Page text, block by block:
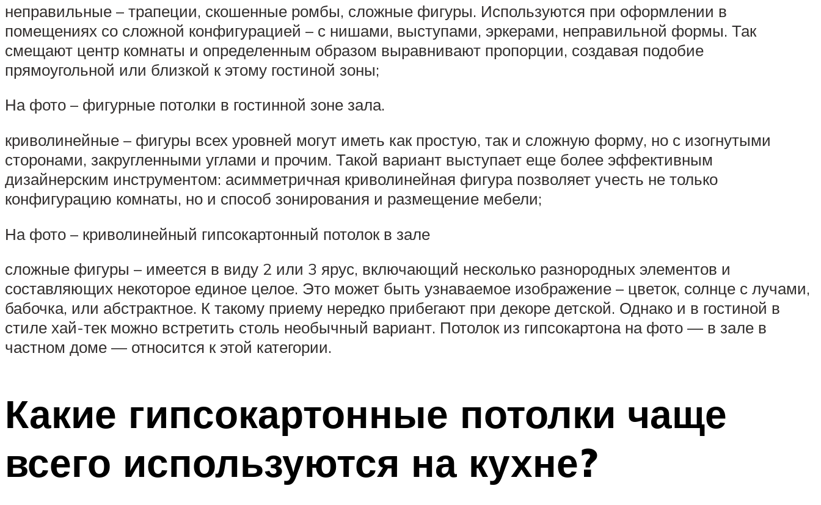
неправильные – трапеции, скошенные ромбы, сложные фигуры. Используются при оформлении в
помещениях со сложной конфигурацией – с нишами, выступами, эркерами, неправильной формы. Так
смещают центр комнаты и определенным образом выравнивают пропорции, создавая подобие
прямоугольной или близкой к этому гостиной зоны;
На фото – фигурные потолки в гостинной зоне зала.
криволинейные – фигуры всех уровней могут иметь как простую, так и сложную форму, но с изогнутыми
сторонами, закругленными углами и прочим. Такой вариант выступает еще более эффективным
дизайнерским инструментом: асимметричная криволинейная фигура позволяет учесть не только
конфигурацию комнаты, но и способ зонирования и размещение мебели;
На фото – криволинейный гипсокартонный потолок в зале
сложные фигуры – имеется в виду 2 или 3 ярус, включающий несколько разнородных элементов и
составляющих некоторое единое целое. Это может быть узнаваемое изображение – цветок, солнце с лучами,
бабочка, или абстрактное. К такому приему нередко прибегают при декоре детской. Однако и в гостиной в
стиле хай-тек можно встретить столь необычный вариант. Потолок из гипсокартона на фото — в зале в
частном доме — относится к этой категории.
Какие гипсокартонные потолки чаще
всего используются на кухне?